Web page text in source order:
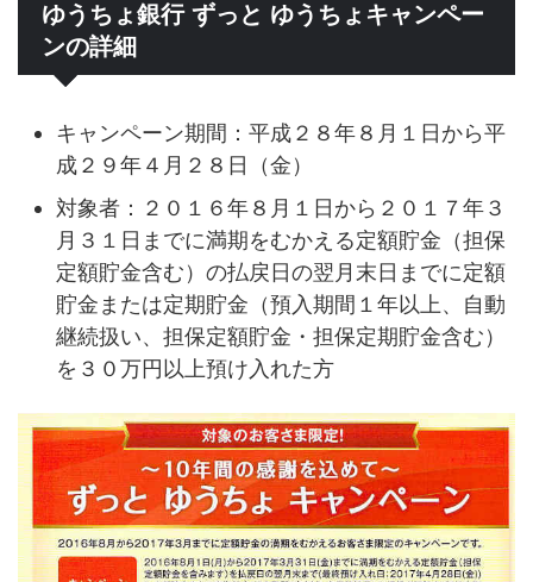
ゆうちょ銀行 ずっと ゆうちょキャンペー
ンの詳細
キャンペーン期間：平成２８年８月１日から平
成２９年４月２８日（金）
対象者：２０１６年８月１日から２０１７年３
月３１日までに満期をむかえる定額貯金（担保
定額貯金含む）の払戻日の翌月末日までに定額
貯金または定期貯金（預入期間１年以上、自動
継続扱い、担保定額貯金・担保定期貯金含む）
を３０万円以上預け入れた方